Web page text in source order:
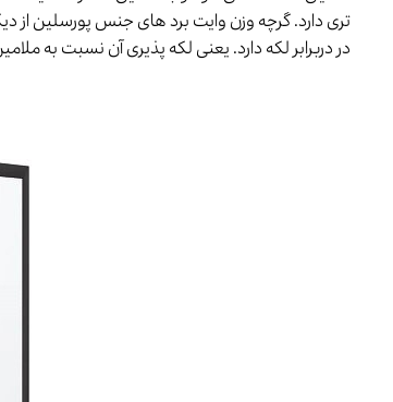
تری دارد. گرچه وزن وایت برد های جنس پورسلین
در دربرابر لکه دارد. یعنی لکه پذیری آن نسبت به